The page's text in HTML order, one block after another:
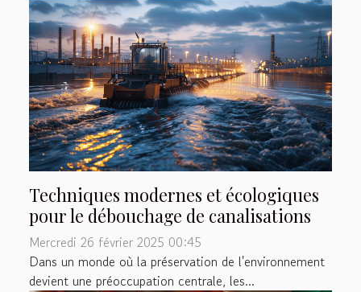
Techniques modernes et écologiques
pour le débouchage de canalisations
Mercredi 26 février 2025 00:45
Dans un monde où la préservation de l'environnement
devient une préoccupation centrale, les...